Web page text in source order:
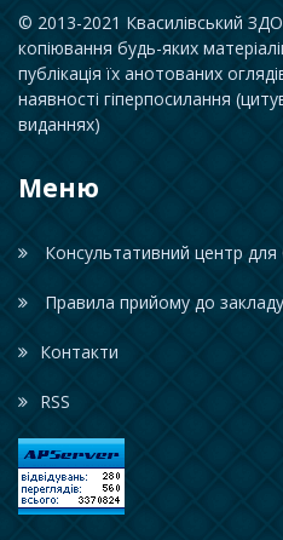
© 2013-2021 Квасилівський
копіювання будь-яких
публікація їх анотованих
наявності гіперпосилання
виданнях)
Меню
Консультативний центр для
Правила прийому до
Контакти
RSS